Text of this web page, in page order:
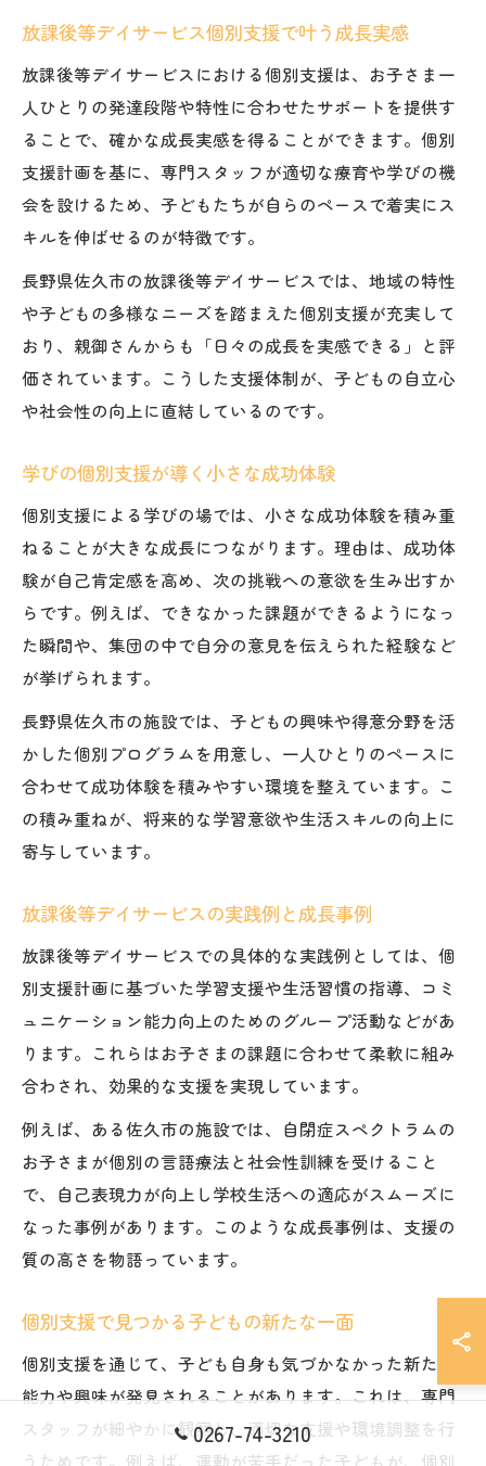
放課後等デイサービス個別支援で叶う成長実感
放課後等デイサービスにおける個別支援は、お子さま一
人ひとりの発達段階や特性に合わせたサポートを提供す
ることで、確かな成長実感を得ることができます。個別
支援計画を基に、専門スタッフが適切な療育や学びの機
会を設けるため、子どもたちが自らのペースで着実にス
キルを伸ばせるのが特徴です。
長野県佐久市の放課後等デイサービスでは、地域の特性
や子どもの多様なニーズを踏まえた個別支援が充実して
おり、親御さんからも「日々の成長を実感できる」と評
価されています。こうした支援体制が、子どもの自立心
や社会性の向上に直結しているのです。
学びの個別支援が導く小さな成功体験
個別支援による学びの場では、小さな成功体験を積み重
ねることが大きな成長につながります。理由は、成功体
験が自己肯定感を高め、次の挑戦への意欲を生み出すか
らです。例えば、できなかった課題ができるようになっ
た瞬間や、集団の中で自分の意見を伝えられた経験など
が挙げられます。
長野県佐久市の施設では、子どもの興味や得意分野を活
かした個別プログラムを用意し、一人ひとりのペースに
合わせて成功体験を積みやすい環境を整えています。こ
の積み重ねが、将来的な学習意欲や生活スキルの向上に
寄与しています。
放課後等デイサービスの実践例と成長事例
放課後等デイサービスでの具体的な実践例としては、個
別支援計画に基づいた学習支援や生活習慣の指導、コミ
ュニケーション能力向上のためのグループ活動などがあ
ります。これらはお子さまの課題に合わせて柔軟に組み
合わされ、効果的な支援を実現しています。
例えば、ある佐久市の施設では、自閉症スペクトラムの
お子さまが個別の言語療法と社会性訓練を受けること
で、自己表現力が向上し学校生活への適応がスムーズに
なった事例があります。このような成長事例は、支援の
質の高さを物語っています。
個別支援で見つかる子どもの新たな一面
個別支援を通じて、子ども自身も気づかなかった新たな
能力や興味が発見されることがあります。これは、専門
スタッフが細やかに観察し、適切な支援や環境調整を行
うためです。例えば、運動が苦手だった子どもが、個別
0267-74-3210